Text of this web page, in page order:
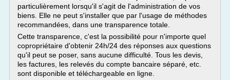
particulièrement lorsqu'il s'agit de l'administration de vos
biens. Elle ne peut s'installer que par l'usage de méthodes
recommandées, dans une transparence totale.
Cette transparence, c'est la possibilité pour n'importe quel
copropriétaire d'obtenir 24h/24 des réponses aux questions
qu'il peut se poser, sans aucune difficulté. Tous les devis,
les factures, les relevés du compte bancaire séparé, etc.
sont disponible et téléchargeable en ligne.